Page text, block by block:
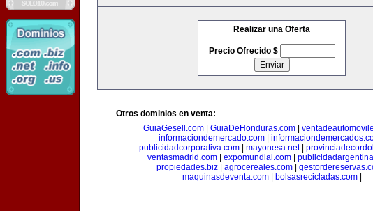
Realizar una Oferta
Precio Ofrecido $
Otros dominios en venta:
GuiaGesell.com| GuiaDeHonduras.com|
informaciondemercado.com|
publicidadcorporativa.com
mayonesa.net|
ventasmadrid.com
expomundial.com
propiedades.biz| agrocereales.com|
maquinasdeventa.com| bolsasrecicladas.com|